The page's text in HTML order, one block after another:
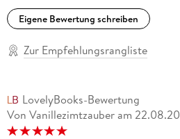
Eigene Bewertung schreiben
Zur Empfehlungsrangliste
LovelyBooks-Bewertung
Von Vanillezimtzauber am